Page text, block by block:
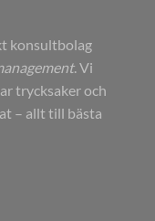
konsultbolag
. Vi
trycksaker och
– allt till bästa